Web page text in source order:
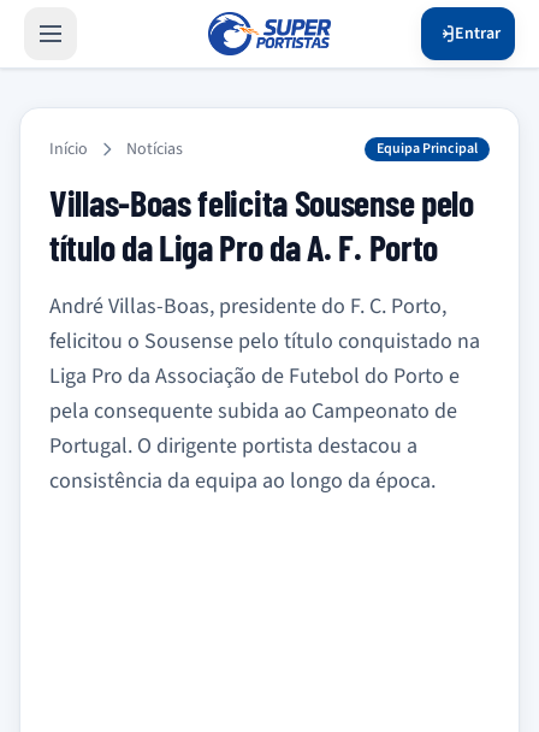
Entrar
Início Notícias Equipa Principal
Villas-Boas felicita Sousense pelo
título da Liga Pro da A. F. Porto
André Villas-Boas, presidente do F. C. Porto,
felicitou o Sousense pelo título conquistado na
Liga Pro da Associação de Futebol do Porto e
pela consequente subida ao Campeonato de
Portugal. O dirigente portista destacou a
consistência da equipa ao longo da época.